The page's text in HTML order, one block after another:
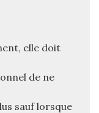
elle doit
de ne
sauf lorsque